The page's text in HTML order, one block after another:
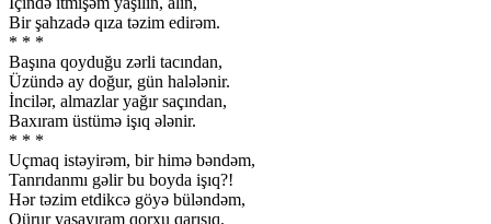
Bir şahzadə qıza təzim edirəm.
* * *
Başına qoyduğu zərli tacından,
Üzündə ay doğur, gün halələnir.
İncilər, almazlar yağır saçından,
Baxıram üstümə işıq ələnir.
* * *
Uçmaq istəyirəm, bir himə bəndəm,
Tanrıdanmı gəlir bu boyda işıq?!
Hər təzim etdikcə göyə büləndəm,
Qürur yaşayıram qorxu qarışıq.